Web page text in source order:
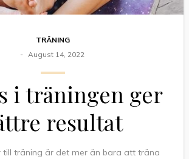
TRÄNING
August 14, 2022
i träningen ger
resultat
till träning är det mer än bara att träna